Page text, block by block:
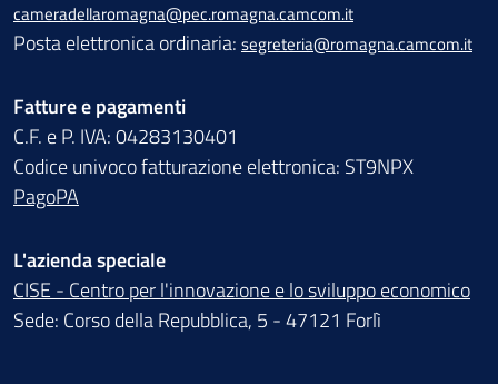
cameradellaromagna@pec.romagna.camcom.it
Posta elettronica ordinaria: segreteria@romagna.camcom.it
Fatture e pagamenti
C.F. e P. IVA: 04283130401
Codice univoco fatturazione elettronica: ST9NPX
PagoPA
L'azienda speciale
CISE - Centro per l'innovazione e lo sviluppo economico
Sede: Corso della Repubblica, 5 - 47121 Forlì